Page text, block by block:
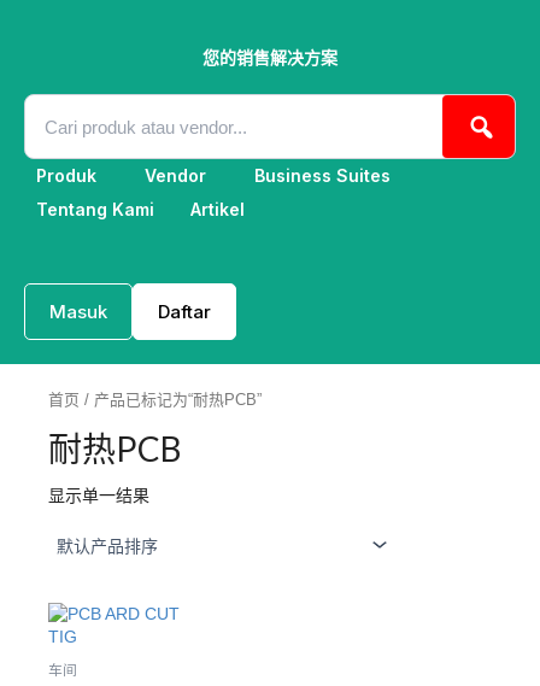
您的销售解决方案
Produk Vendor
Business Suites
Tentang Kami
Artikel
Masuk Daftar
首页 / 产品已标记为“耐热PCB”
耐热PCB
显示单一结果
车间